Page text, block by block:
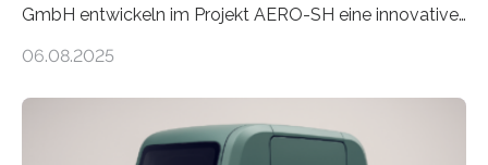
GmbH entwickeln im Projekt AERO-SH eine innovative,
zu 100 kg Nutzlast. Ein softwarebasierter,
energieeffiziente Drohnen für die maritime und
06.08.2025